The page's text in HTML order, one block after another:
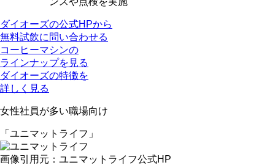
ダイオーズの公式HPから
無料試飲に問い合わせる
コーヒーマシンの
ラインナップを見る
ダイオーズの特徴を
詳しく見る
女性社員が多い職場向け
「ユニマットライフ」
画像引用元：ユニマットライフ公式HP